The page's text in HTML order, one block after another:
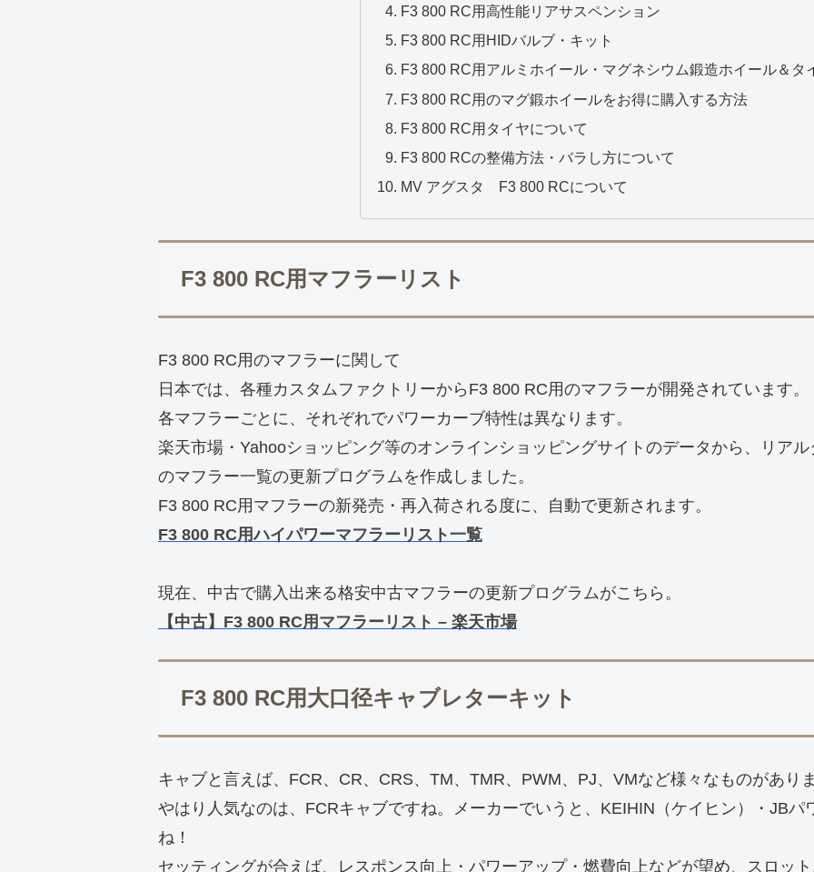
F3 800 RC用高性能リアサスペンション
F3 800 RC用HIDバルブ・キット
F3 800 RC用アルミホイール・マグネシウム鍛造ホイール＆タ
F3 800 RC用のマグ鍛ホイールをお得に購入する方法
F3 800 RC用タイヤについて
F3 800 RCの整備方法・バラし方について
MV アグスタ F3 800 RCについて
F3 800 RC用マフラーリスト
F3 800 RC用のマフラーに関して
日本では、各種カスタムファクトリーからF3 800 RC用のマフラーが開発されています。
各マフラーごとに、それぞれでパワーカーブ特性は異なります。
楽天市場・Yahooショッピング等のオンラインショッピングサイトのデータから、リア
のマフラー一覧の更新プログラムを作成しました。
F3 800 RC用マフラーの新発売・再入荷される度に、自動で更新されます。
F3 800 RC用ハイパワーマフラーリスト一覧
現在、中古で購入出来る格安中古マフラーの更新プログラムがこちら。
【中古】F3 800 RC用マフラーリスト – 楽天市場
F3 800 RC用大口径キャブレターキット
キャブと言えば、FCR、CR、CRS、TM、TMR、PWM、PJ、VMなど様々なものがあり
やはり人気なのは、FCRキャブですね。メーカーでいうと、KEIHIN（ケイヒン）・JBパ
ね！
セッティングが合えば、レスポンス向上・パワーアップ・燃費向上などが望め、スロッ